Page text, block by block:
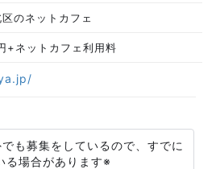
のネットカフェ
+ネットカフェ利用料
も募集をしているので、すでに
る場合があります※